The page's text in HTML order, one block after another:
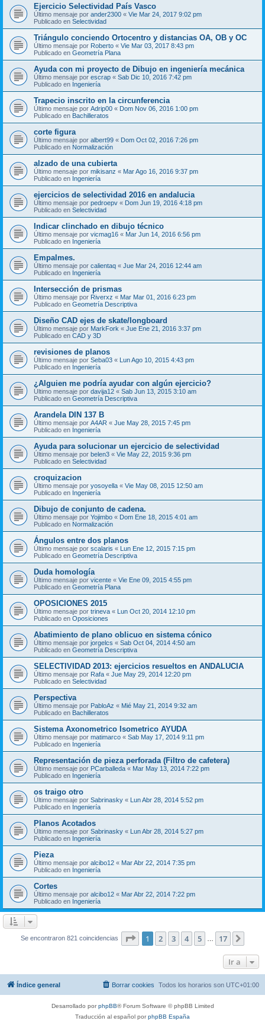
Ejercicio Selectividad País Vasco
Último mensaje por ander2300 « Vie Mar 24, 2017 9:02 pm
Publicado en Selectividad
Triángulo conciendo Ortocentro y distancias OA, OB y OC
Último mensaje por Roberto « Vie Mar 03, 2017 8:43 pm
Publicado en Geometría Plana
Ayuda con mi proyecto de Dibujo en ingeniería mecánica
Último mensaje por escrap « Sab Dic 10, 2016 7:42 pm
Publicado en Ingeniería
Trapecio inscrito en la circunferencia
Último mensaje por Adrip00 « Dom Nov 06, 2016 1:00 pm
Publicado en Bachilleratos
corte figura
Último mensaje por albert99 « Dom Oct 02, 2016 7:26 pm
Publicado en Normalización
alzado de una cubierta
Último mensaje por mikisanz « Mar Ago 16, 2016 9:37 pm
Publicado en Ingeniería
ejercicios de selectividad 2016 en andalucia
Último mensaje por pedroepv « Dom Jun 19, 2016 4:18 pm
Publicado en Selectividad
Indicar clinchado en dibujo técnico
Último mensaje por vicmag16 « Mar Jun 14, 2016 6:56 pm
Publicado en Ingeniería
Empalmes.
Último mensaje por calientaq « Jue Mar 24, 2016 12:44 am
Publicado en Ingeniería
Intersección de prismas
Último mensaje por Riverxz « Mar Mar 01, 2016 6:23 pm
Publicado en Geometría Descriptiva
Diseño CAD ejes de skate/longboard
Último mensaje por MarkFork « Jue Ene 21, 2016 3:37 pm
Publicado en CAD y 3D
revisiones de planos
Último mensaje por Seba03 « Lun Ago 10, 2015 4:43 pm
Publicado en Ingeniería
¿Alguien me podría ayudar con algún ejercicio?
Último mensaje por davija12 « Sab Jun 13, 2015 3:10 am
Publicado en Geometría Descriptiva
Arandela DIN 137 B
Último mensaje por A4AR « Jue May 28, 2015 7:45 pm
Publicado en Ingeniería
Ayuda para solucionar un ejercicio de selectividad
Último mensaje por belen3 « Vie May 22, 2015 9:36 pm
Publicado en Selectividad
croquizacion
Último mensaje por yosoyella « Vie May 08, 2015 12:50 am
Publicado en Ingeniería
Dibujo de conjunto de cadena.
Último mensaje por Yojimbo « Dom Ene 18, 2015 4:01 am
Publicado en Normalización
Ángulos entre dos planos
Último mensaje por scalaris « Lun Ene 12, 2015 7:15 pm
Publicado en Geometría Descriptiva
Duda homología
Último mensaje por vicente « Vie Ene 09, 2015 4:55 pm
Publicado en Geometría Plana
OPOSICIONES 2015
Último mensaje por trineva « Lun Oct 20, 2014 12:10 pm
Publicado en Oposiciones
Abatimiento de plano oblicuo en sistema cónico
Último mensaje por jorgelcs « Sab Oct 04, 2014 4:50 am
Publicado en Geometría Descriptiva
SELECTIVIDAD 2013: ejercicios resueltos en ANDALUCIA
Último mensaje por Rafa « Jue May 29, 2014 12:20 pm
Publicado en Selectividad
Perspectiva
Último mensaje por PabloAz « Mié May 21, 2014 9:32 am
Publicado en Bachilleratos
Sistema Axonometrico Isometrico AYUDA
Último mensaje por matimarco « Sab May 17, 2014 9:11 pm
Publicado en Ingeniería
Representación de pieza perforada (Filtro de cafetera)
Último mensaje por PCarballeda « Mar May 13, 2014 7:22 pm
Publicado en Ingeniería
os traigo otro
Último mensaje por Sabrinasky « Lun Abr 28, 2014 5:52 pm
Publicado en Ingeniería
Planos Acotados
Último mensaje por Sabrinasky « Lun Abr 28, 2014 5:27 pm
Publicado en Ingeniería
Pieza
Último mensaje por alcibo12 « Mar Abr 22, 2014 7:35 pm
Publicado en Ingeniería
Cortes
Último mensaje por alcibo12 « Mar Abr 22, 2014 7:22 pm
Publicado en Ingeniería
Se encontraron 821 coincidencias Página de 17
1 2 3 4 5 17
Ir a
Índice general Todos los horarios son UTC+01:00
Borrar cookies
Desarrollado porphpBB® Forum Software © phpBB Limited
Traducción al español porphpBB España